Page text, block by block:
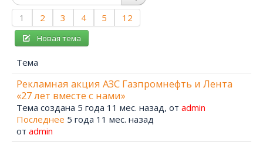
1 2 3 4 5 12
Новая тема
Тема
Рекламная акция АЗС Газпромнефть и Лента
«27 лет вместе с нами»
Тема создана 5 года 11 мес. назад, от admin
Последнее 5 года 11 мес. назад
от admin